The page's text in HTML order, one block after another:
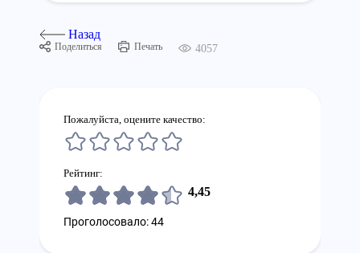
Назад
Поделиться Печать 4057
Пожалуйста, оцените качество:
Рейтинг:
4,45
Проголосовало: 44